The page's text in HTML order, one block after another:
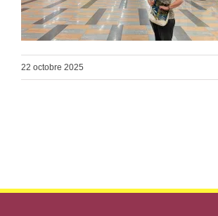
22 octobre 2025